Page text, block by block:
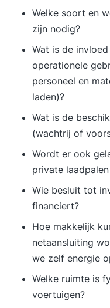
- Je kent de
duurzaam
duurzaam
- Je weet welke
instrumenten er
en welke voor jou
nulmeting maken,
implementeren -Je
middelen
succesvol vorm te
hebt een
duurzaam
Definitie en belang
Achtergrond en
Profit (en
Cradle to Cradle
van MVO binnen
Welke soort en
zijn nodig?
Wat is de
operationele
personeel en
laden)?
Wat is de
(wachtrij of
Wordt er ook
private
Wie besluit tot
financiert?
Hoe makkelijk
netaansluiting
we zelf energie
Welke ruimte is
voertuigen?